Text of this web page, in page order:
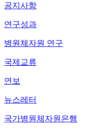
공지사항
연구성과
병원체자원 연구
국제교류
연보
뉴스레터
국가병원체자원은행